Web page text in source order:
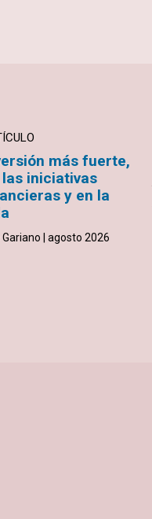
más fuerte,
las iniciativas
y en la
| agosto 2026